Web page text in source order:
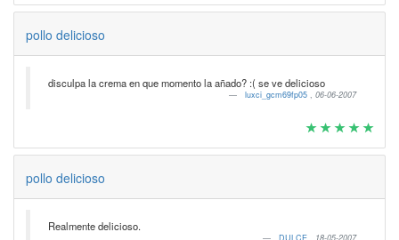
pollo delicioso
disculpa la crema en que momento la añado? :( se ve delicioso
luxci_gcm69fp05 , 06-06-2007
pollo delicioso
Realmente delicioso.